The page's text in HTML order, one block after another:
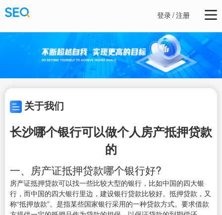
登录/注册
关于我们
长沙哪个银行可以做个人房产抵押贷款
的
一、房产证抵押贷款哪个银行好?
房产证抵押贷款可以找一些比较大型的银行，比如中国的四大银
行，而中国的四大银行里边，建设银行贷款比较好。抵押贷款，又
称“抵押放款”。是指某些国家银行采用的一种贷款方式。要求借款